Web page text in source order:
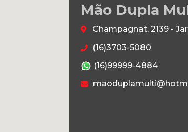
Mão Dupla
Champagnat, 2139 -
(16)3703-5080
(16)99999-4884